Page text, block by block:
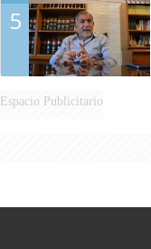
5
Espacio Publicitario